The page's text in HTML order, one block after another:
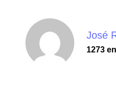
José
1273